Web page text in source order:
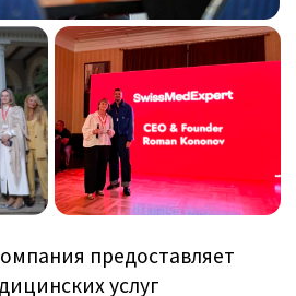
предоставляет
услуг
пациента
лучших
медицины.
медицинскими
опытом
консьержа
и
и бюджету.